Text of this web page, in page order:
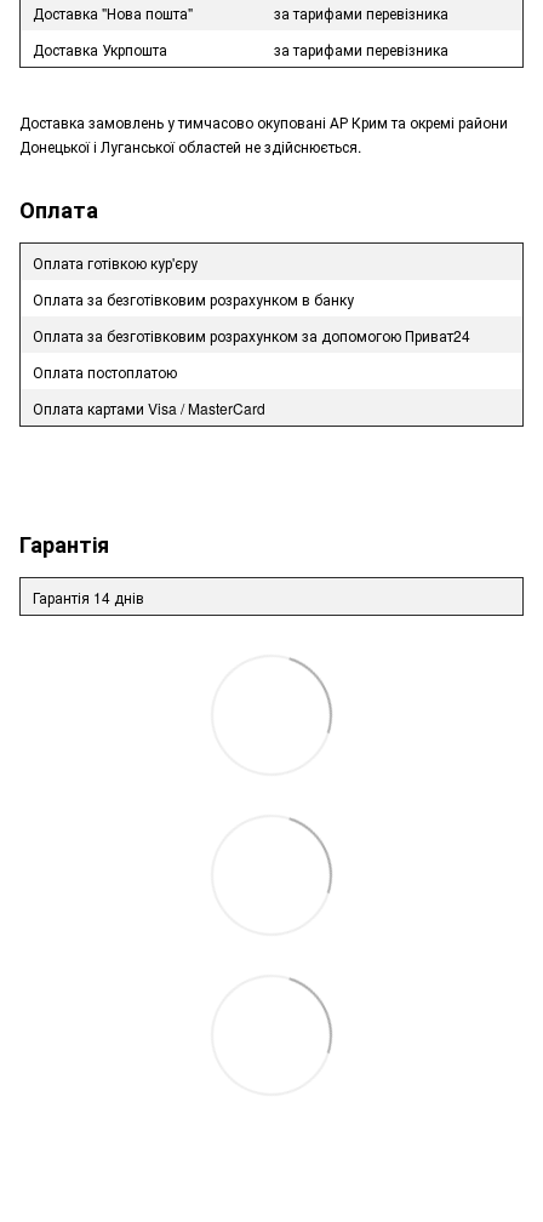
Доставка "Нова пошта"
за тарифами перевізника
Доставка Укрпошта
за тарифами перевізника
Доставка замовлень у тимчасово окуповані АР Крим та окремі райони
Донецької і Луганської областей не здійснюється.
Оплата
Оплата готівкою кур'єру
Оплата за безготівковим розрахунком в банку
Оплата за безготівковим розрахунком за допомогою Приват24
Оплата постоплатою
Оплата картами Visa / MasterCard
Гарантія
Гарантія 14 днів